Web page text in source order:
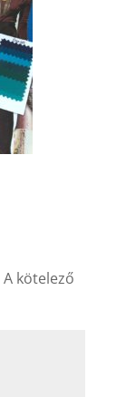
A kötelező